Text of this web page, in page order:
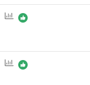
ن
نن